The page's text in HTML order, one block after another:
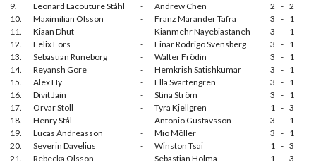
9.
Leonard Lacouture Ståhl - Andrew Chen 2 - 2
10.
Maximilian Olsson - Franz Marander Tafra 3 - 1
11.
Kiaan Dhut - Kianmehr Nayebiastaneh 3 - 1
12.
Felix Fors - Einar Rodrigo Svensberg 3 - 1
13.
Sebastian Runeborg - Walter Frödin 3 - 1
14.
Reyansh Gore - Hemkrish Satishkumar 3 - 1
15.
Alex Hy - Ella Svartengren 3 - 1
16.
Divit Jain - Stina Ström 3 - 1
17.
Orvar Stoll - Tyra Kjellgren 1 - 3
18.
Henry Stål - Antonio Gustavsson 3 - 1
19.
Lucas Andreasson - Mio Möller 3 - 1
20.
Severin Davelius - Winston Tsai 1 - 3
21.
Rebecka Olsson - Sebastian Holma 1 - 3